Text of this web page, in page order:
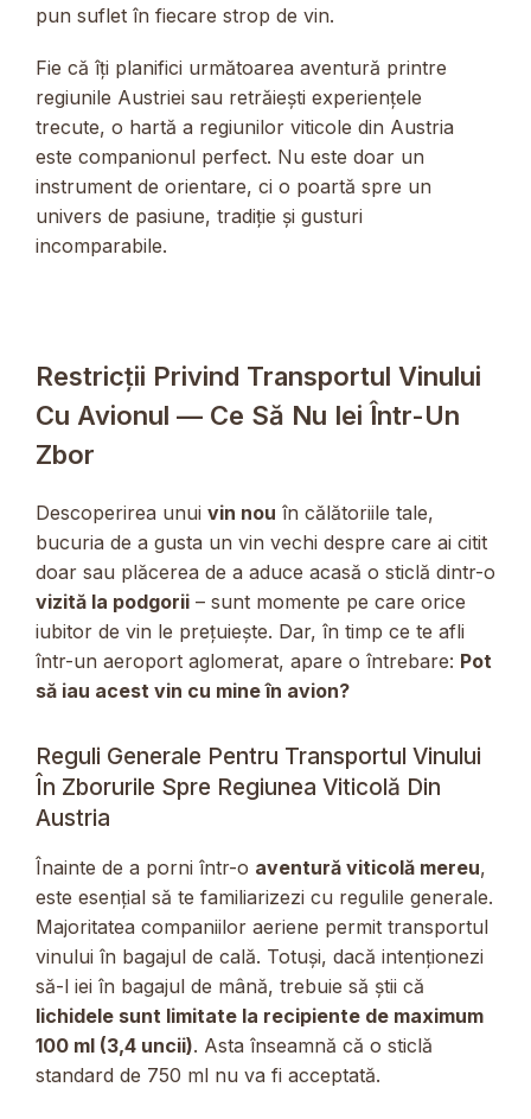
pun suflet în fiecare strop de vin.
Fie că îți planifici următoarea aventură printre
regiunile Austriei sau retrăiești experiențele
trecute, o hartă a regiunilor viticole din Austria
este companionul perfect. Nu este doar un
instrument de orientare, ci o poartă spre un
univers de pasiune, tradiție și gusturi
incomparabile.
Restricții Privind Transportul Vinului
Cu Avionul — Ce Să Nu Iei Într-Un
Zbor
Descoperirea unui vin nou în călătoriile tale,
bucuria de a gusta un vin vechi despre care ai citit
doar sau plăcerea de a aduce acasă o sticlă dintr-o
vizită la podgorii – sunt momente pe care orice
iubitor de vin le prețuiește. Dar, în timp ce te afli
într-un aeroport aglomerat, apare o întrebare: Pot
să iau acest vin cu mine în avion?
Reguli Generale Pentru Transportul Vinului
În Zborurile Spre Regiunea Viticolă Din
Austria
Înainte de a porni într-o aventură viticolă mereu,
este esențial să te familiarizezi cu regulile generale.
Majoritatea companiilor aeriene permit transportul
vinului în bagajul de cală. Totuși, dacă intenționezi
să-l iei în bagajul de mână, trebuie să știi că
lichidele sunt limitate la recipiente de maximum
100 ml (3,4 uncii). Asta înseamnă că o sticlă
standard de 750 ml nu va fi acceptată.